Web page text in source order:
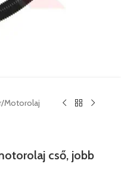
/Motorolaj
cső, jobb